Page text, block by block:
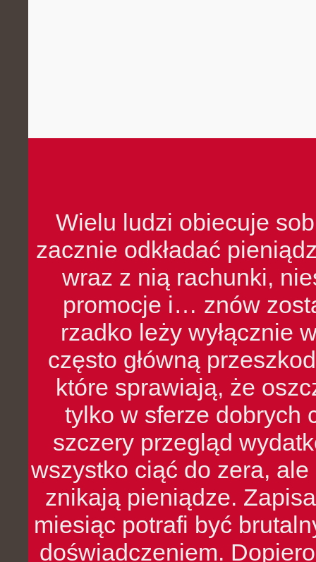
Wielu ludzi obiecuje
zacznie odkładać
wraz z nią rachunki,
promocje i… znów
rzadko leży wyłącznie
często główną
które sprawiają, że
tylko w sferze dobrych
szczery przegląd
wszystko ciąć do zera,
znikają pieniądze.
miesiąc potrafi być
doświadczeniem.